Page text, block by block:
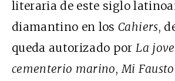
literaria de este siglo
diamantino en losCahiers,
queda autorizado porLa
cementerio marino,Mi Fausto